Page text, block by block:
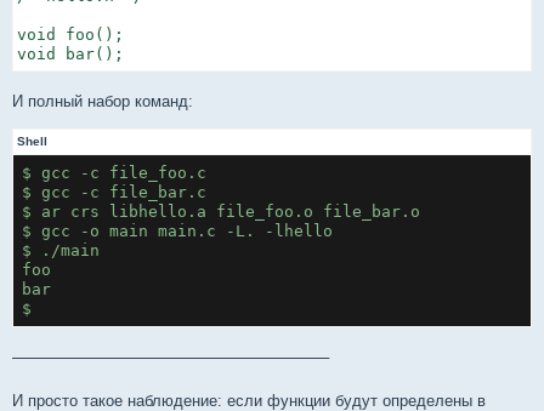
void foo();
void bar();
И полный набор команд:
Shell
$ gcc -c file_foo.c
$ gcc -c file_bar.c
$ ar crs libhello.a file_foo.o file_bar.o
$ gcc -o main main.c -L. -lhello
$ ./main
foo
bar
$
─────────────────────────────
И просто такое наблюдение: если функции будут определены в